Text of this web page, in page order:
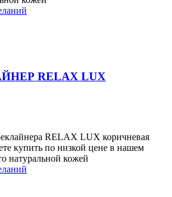
RELAX LUX
RELAX LUX коричневая
купить по низкой цене в нашем
натуральной кожей